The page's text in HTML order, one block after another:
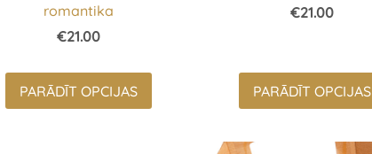
romantika
€21.00
PARĀDĪT OPCIJAS
€21.00
PARĀDĪT OPCIJAS